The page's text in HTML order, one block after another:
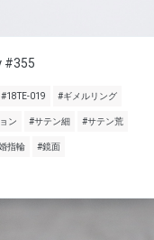
#355
#18TE-019 #ギメルリング
ン #サテン細 #サテン荒
指輪 #鏡面